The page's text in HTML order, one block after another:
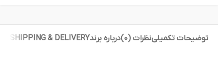
توضیحات تکمیلینظرات (0) درباره برندSHIPPING & DELIVERY